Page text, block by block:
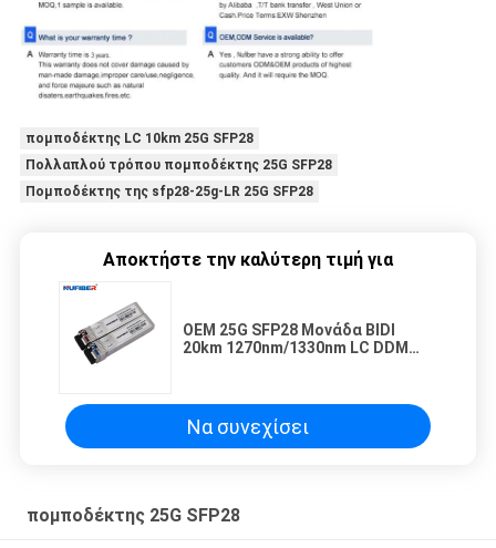
πομποδέκτης LC 10km 25G SFP28
Πολλαπλού τρόπου πομποδέκτης 25G SFP28
Πομποδέκτης της sfp28-25g-LR 25G SFP28
Αποκτήστε την καλύτερη τιμή για
OEM 25G SFP28 Μονάδα BIDI
20km 1270nm/1330nm LC DDM
Να συνεχίσει
πομποδέκτης 25G SFP28